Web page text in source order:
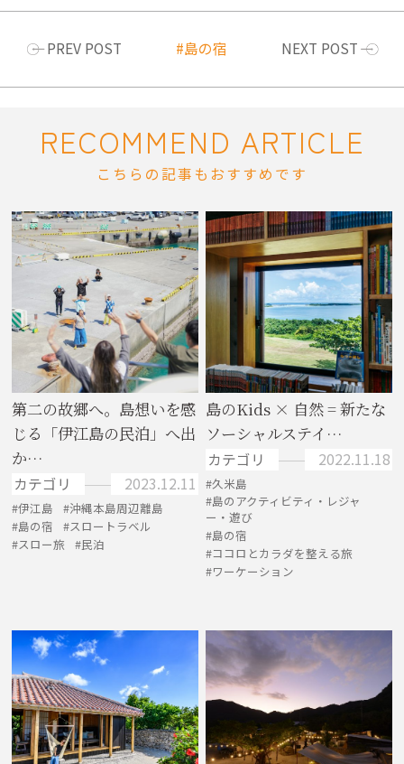
PREV POST 島の宿 NEXT POST
RECOMMEND ARTICLE
こちらの記事もおすすめです
第二の故郷へ。島想いを感
じる「伊江島の民泊」へ出
か…
カテゴリ 2023.12.11
伊江島
沖縄本島周辺離島
島の宿
スロートラベル
スロー旅
民泊
島のKids × 自然 = 新たな
ソーシャルステイ…
カテゴリ 2022.11.18
久米島
島のアクティビティ・レジャ
ー・遊び
島の宿
ココロとカラダを整える旅
ワーケーション